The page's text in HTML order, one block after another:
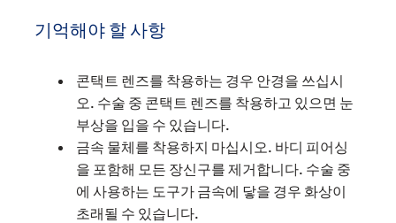
기억해야 할 사항
콘택트 렌즈를 착용하는 경우 안경을 쓰십시
오. 수술 중 콘택트 렌즈를 착용하고 있으면 눈
부상을 입을 수 있습니다.
금속 물체를 착용하지 마십시오. 바디 피어싱
을 포함해 모든 장신구를 제거합니다. 수술 중
에 사용하는 도구가 금속에 닿을 경우 화상이
초래될 수 있습니다.